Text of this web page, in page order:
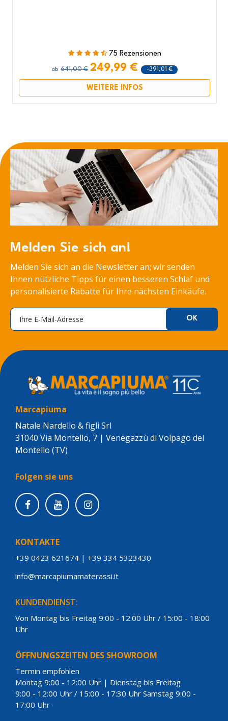
75 Rezensionen
ab 641,00 € 249,99 € -391,01 €
WEITERE INFOS
Melden Sie sich an!
Melden Sie sich an die Newsletter an; wir senden
Ihnen nützliche Tipps für einen besseren Schlaf und
personalisierte Rabatte für Ihre nächsten Einkäufe.
Marcapiuma
Natale Nardello & figli Srl
31040 Via Montello, 7 | Venegazzù di Volpago del
Montello (TV)
Folgen sie uns
KONTAKTE
+39 0423 621674 | +39 334 5323430
info@marcapiumamaterassi.it
KUNDENDIENST:
Von Montag bis Freitag 9:00 - 12:00 Uhr / 15:00 - 18:00
Uhr
ÖFFNUNGSZEITEN DES SHOWROOM
Termin empfohlen
Montag 9:00 - 12:00 Uhr | Dienstag bis Freitag
9:00 - 12:00 Uhr / 15:00 - 17:30 Uhr Samstag 9:00 -
17:00 Uhr